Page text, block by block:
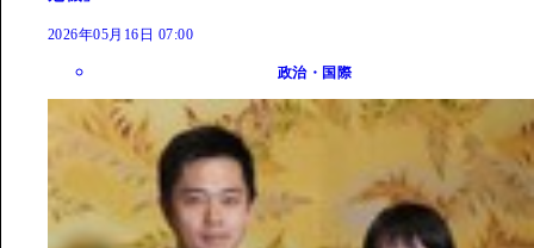
2026年05月16日 07:00
政治・国際